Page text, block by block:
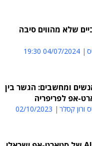
שלא מהווים סיבה
04/07/2024 19:30
ומחשבים: הגשר בין
אפ לפריפריה
ורון קסלר
02/10/2023